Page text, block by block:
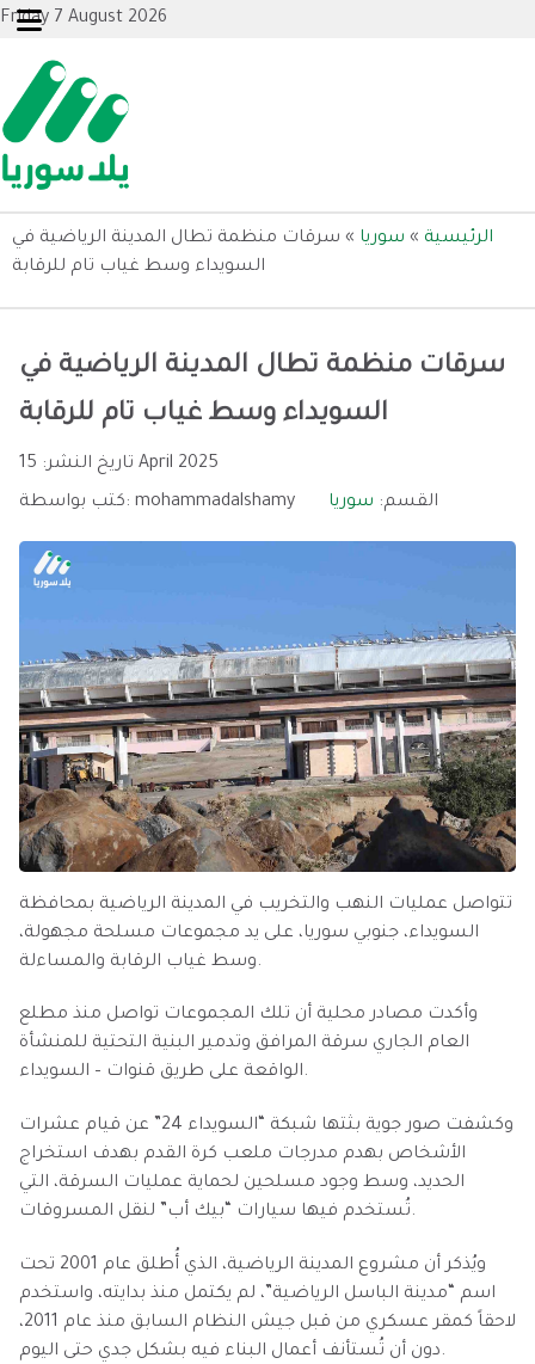
Friday 7 August 2026
الرئيسية » سوريا » سرقات منظمة تطال المدينة الرياضية في
السويداء وسط غياب تام للرقابة
سرقات منظمة تطال المدينة الرياضية في
السويداء وسط غياب تام للرقابة
تاريخ النشر: 15 April 2025
كتب بواسطة: mohammadalshamy القسم: سوريا
تتواصل عمليات النهب والتخريب في المدينة الرياضية بمحافظة
السويداء، جنوبي سوريا، على يد مجموعات مسلحة مجهولة،
وسط غياب الرقابة والمساءلة.
وأكدت مصادر محلية أن تلك المجموعات تواصل منذ مطلع
العام الجاري سرقة المرافق وتدمير البنية التحتية للمنشأة
الواقعة على طريق قنوات – السويداء.
وكشفت صور جوية بثتها شبكة “السويداء 24” عن قيام عشرات
الأشخاص بهدم مدرجات ملعب كرة القدم بهدف استخراج
الحديد، وسط وجود مسلحين لحماية عمليات السرقة، التي
تُستخدم فيها سيارات “بيك أب” لنقل المسروقات.
ويُذكر أن مشروع المدينة الرياضية، الذي أُطلق عام 2001 تحت
اسم “مدينة الباسل الرياضية”، لم يكتمل منذ بدايته، واستخدم
لاحقاً كمقر عسكري من قبل جيش النظام السابق منذ عام 2011،
دون أن تُستأنف أعمال البناء فيه بشكل جدي حتى اليوم.